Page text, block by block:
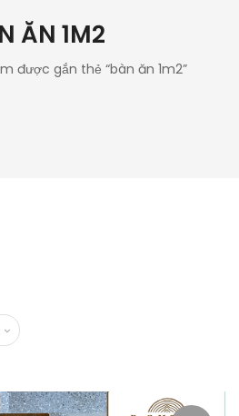
ĂN 1M2
được gắn thẻ “bàn ăn 1m2”